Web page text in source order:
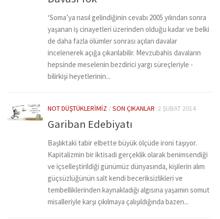
‘Soma’ya nasıl gelindiğinin cevabı 2005 yılından sonra
yaşanan iş cinayetleri üzerinden olduğu kadar ve belki
de daha fazla ölümler sonrası açılan davalar
incelenerek açığa çıkarılabilir. Mevzubahis davaların
hepsinde meselenin bezdirici yargı süreçleriyle -
bilirkişi heyetlerinin...
NOT DÜŞTÜKLERIMIZ /SON ÇIKANLAR 2 ŞUBAT 2014
Gariban Edebiyatı
Başlıktaki tabir elbette büyük ölçüde ironi taşıyor.
Kapitalizmin bir iktisadi gerçeklik olarak benimsendiği
ve içselleştirildiği günümüz dünyasında, kişilerin alım
güçsüzlüğünün salt kendi beceriksizlikleri ve
tembelliklerinden kaynakladığı algısına yaşamın somut
misalleriyle karşı çıkılmaya çalışıldığında bazen...